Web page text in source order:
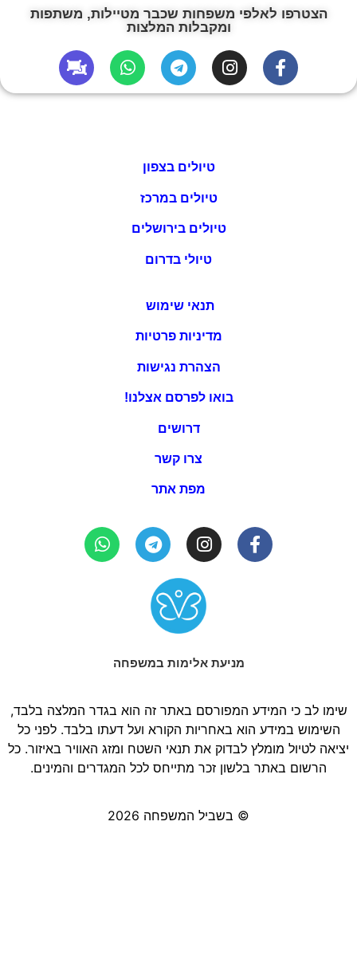
הצטרפו לאלפי משפחות שכבר מטיילות, משתפות
ומקבלות המלצות
טיולים בצפון
טיולים במרכז
טיולים בירושלים
טיולי בדרום
תנאי שימוש
מדיניות פרטיות
הצהרת נגישות
בואו לפרסם אצלנו!
דרושים
צרו קשר
מפת אתר
מניעת אלימות במשפחה
שימו לב כי המידע המפורסם באתר זה הוא בגדר המלצה בלבד,
השימוש במידע הוא באחריות הקורא ועל דעתו בלבד. לפני כל
יציאה לטיול מומלץ לבדוק את תנאי השטח ומזג האוויר באיזור. כל
הרשום באתר בלשון זכר מתייחס לכל המגדרים והמינים.
© בשביל המשפחה 2026